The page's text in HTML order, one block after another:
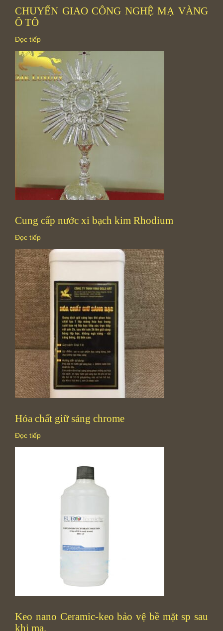
CHUYỂN GIAO CÔNG NGHỆ MẠ VÀNG
Ô TÔ
Đọc tiếp
Cung cấp nước xi bạch kim Rhodium
Đọc tiếp
Hóa chất giữ sáng chrome
Đọc tiếp
Keo nano Ceramic-keo bảo vệ bề mặt sp sau
khi mạ.